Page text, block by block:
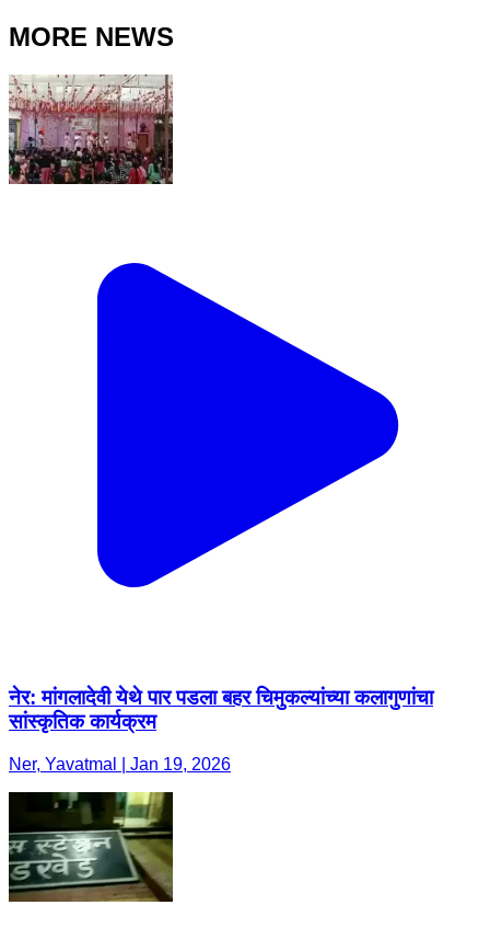
MORE NEWS
नेर: मांगलादेवी येथे पार पडला बहर चिमुकल्यांच्या कलागुणांचा
सांस्कृतिक कार्यक्रम
Ner, Yavatmal | Jan 19, 2026